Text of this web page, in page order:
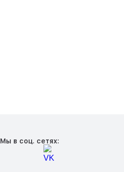
Мы в соц. сетях: